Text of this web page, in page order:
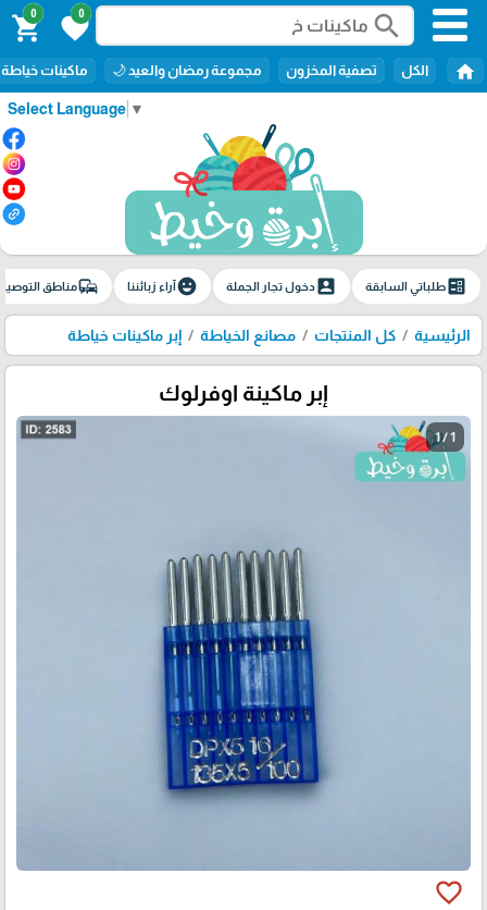
Select Language ▼
search
0
favorite
0
shopping_cart
home الكل تصفية المخزون مجموعة رمضان والعيد 🌙 ماكينات خياطة
ballotطلباتي السابقة account_boxدخول تجار الجملة emoji_emotionsآراء زبائننا commuteمناطق
الرئيسية كل المنتجات مصانع الخياطة إبر ماكينات خياطة
إبر ماكينة اوفرلوك
1 / 1
favorite_border